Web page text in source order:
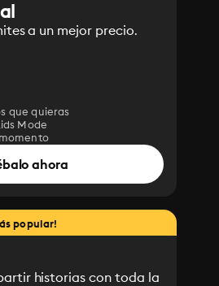
a un mejor precio.
que quieras
Mode
ahora
popular!
historias con toda la